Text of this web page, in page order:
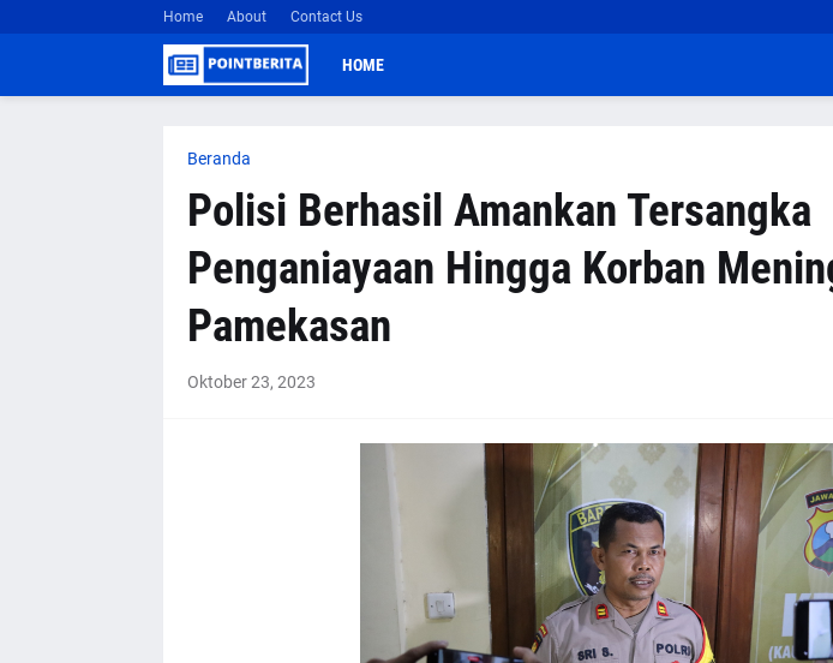
Home About Contact Us
HOME
Beranda
Polisi Berhasil Amankan Tersangka
Penganiayaan Hingga Korban
Pamekasan
Oktober 23, 2023